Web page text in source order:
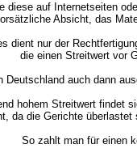
diese auf Internetseiten
Absicht, das
dient nur der
die einen Streitwert vor
Deutschland auch dann
hohem Streitwert findet
da die Gerichte
So zahlt man für einen